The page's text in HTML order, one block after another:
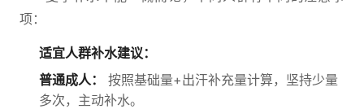
项：
适宜人群补水建议：
普通成人：
按照基础量+出汗补充量计算，坚持少量
多次，主动补水。